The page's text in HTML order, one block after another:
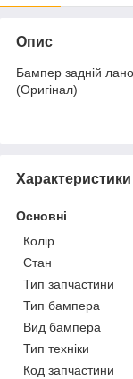
Опис
Бампер задній
(Оригінал)
Характеристики
Основні
Колір
Стан
Тип запчастини
Тип бампера
Вид бампера
Тип техніки
Код запчастини